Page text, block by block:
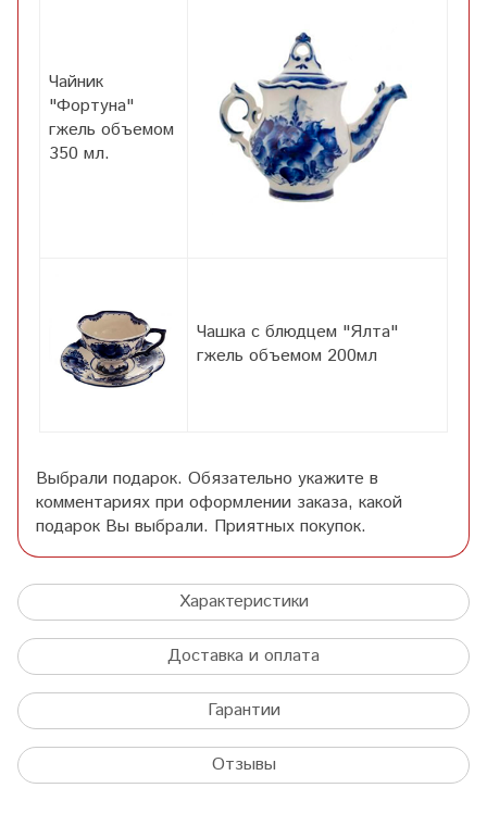
Чайник
"Фортуна"
гжель объемом
350 мл.
Чашка с блюдцем "Ялта"
гжель объемом 200мл
Выбрали подарок. Обязательно укажите в
комментариях при оформлении заказа, какой
подарок Вы выбрали. Приятных покупок.
Характеристики
Доставка и оплата
Гарантии
Отзывы